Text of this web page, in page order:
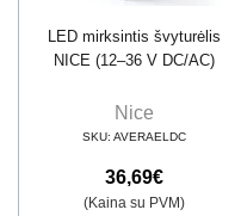
LED mirksintis švyturėlis
NICE (12–36 V DC/AC)
Nice
SKU: AVERAELDC
36,69€
(Kaina su PVM)